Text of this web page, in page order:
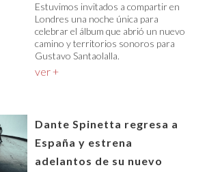
Estuvimos invitados a compartir en
Londres una noche única para
celebrar el álbum que abrió un nuevo
camino y territorios sonoros para
Gustavo Santaolalla.
ver +
Dante Spinetta regresa a
España y estrena
adelantos de su nuevo